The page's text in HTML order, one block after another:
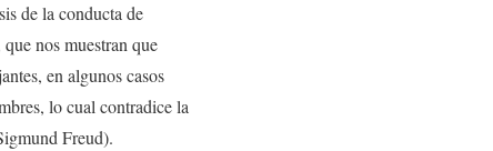
de la conducta de
nos muestran que
en algunos casos
lo cual contradice la
Freud).